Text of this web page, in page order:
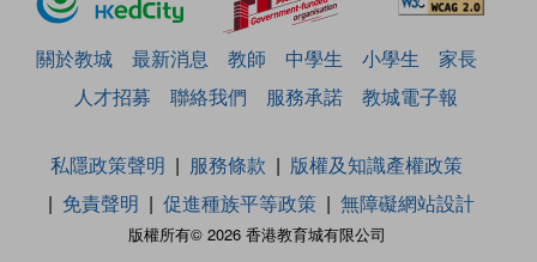
關於教城 最新消息 教師 中學生 小學生
家長
人才招募
聯絡我們 服務承諾 教城電子報
版權所有© 2026 香港教育城有限公司
私隱政策聲明 服務條款
版權及知識產權政策
免責聲明
促進種族平等政策 無障礙網站設計